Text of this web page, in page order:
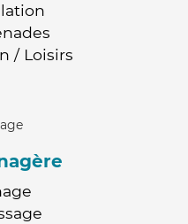
/ Loisirs